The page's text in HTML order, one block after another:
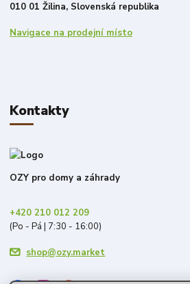
010 01 Žilina, Slovenská republika
Navigace na prodejní místo
Kontakty
OZY pro domy a záhrady
+420 210 012 209
(Po - Pá | 7:30 - 16:00)
shop@ozy.market